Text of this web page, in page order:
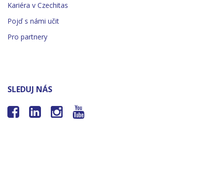
Kariéra v Czechitas
Pojď s námi učit
Pro partnery
SLEDUJ NÁS
   